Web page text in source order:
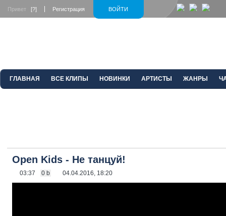
ВОЙТИ
Привет [?] Регистрация
ГЛАВНАЯ ВСЕ КЛИПЫ НОВИНКИ АРТИСТЫ ЖАНРЫ
Open Kids - Не танцуй!
03:37 0 b 04.04.2016, 18:20